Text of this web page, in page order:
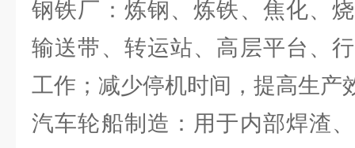
钢铁厂：炼钢、炼铁、焦化、
输送带、转运站、高层平台、
工作；减少停机时间，提高生产
汽车轮船制造：用于内部焊渣